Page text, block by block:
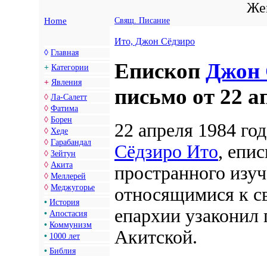
Home Свящ. Писание
◊ Главная
+ Категории
+ Явления
◊ Ла-Салетт
◊ Фатима
◊ Борен
◊ Хеде
◊ Гарабандал
◊ Зейтун
◊ Акита
◊ Меллерей
◊ Меджугорье
• История
• Апостасия
• Коммунизм
• 1000 лет
• Библия
Ито, Джон Сёдзиро
Епископ Джон
письмо от 22
22 апреля 1984
Сёдзиро Ито,
пространного
относящимися к
епархии
Акитской.